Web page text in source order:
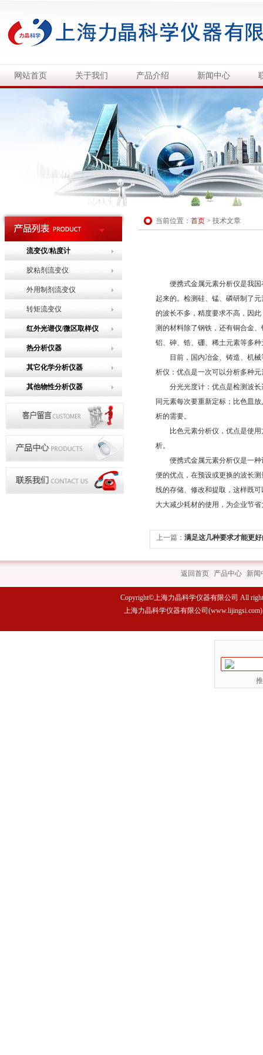
网站首页 关于我们 产品介绍 新闻中心
流变仪/粘度计
胶粘剂流变仪
外用制剂流变仪
转矩流变仪
红外光谱仪/微区取样仪
热分析仪器
其它化学分析仪器
其他物性分析仪器
当前位置： 首页 > 技术文章
便携式金属元素分析仪是我国
起来的。检测硅、锰、磷研制了
的波长不多，精度要求不高，因
测的材料除了钢铁，还有铜合金
铝、砷、锆、硼、稀土元素等多种
目前，国内冶金、铸造、机械
析仪：优点是一次可以分析多种
分光光度计：优点是检测波长
同元素每次要重新定标；比色皿
析的需要。
比色元素分析仪，优点是使用
析。
便携式金属元素分析仪是一种
便的优点，在预设或更换的波长
线的存储、修改和提取，这样既
大大减少耗材的使用，为企业节
上一篇： 满足这几种要求才能更
返回首页 产品中心 新闻
Copyright©上海力晶科学仪器有限公司 All
上海力晶科学仪器有限公司